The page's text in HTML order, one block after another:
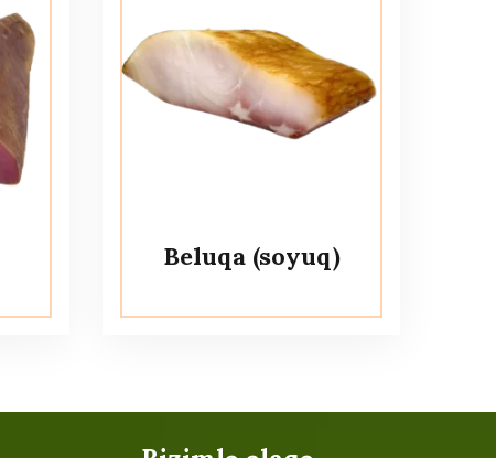
Beluqa (soyuq)